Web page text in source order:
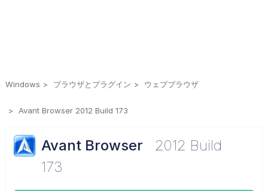
Windows ブラウザとプラグイン ウェブブラウザ
Avant Browser 2012 Build 173
Avant Browser
2012 Build
173